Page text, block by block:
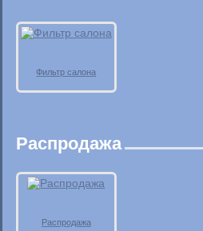
Фильтр салона
Распродажа
Распродажа